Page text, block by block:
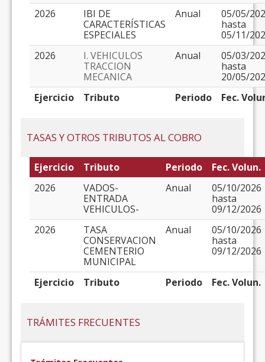
2026
IBI DE
CARACTERÍSTICAS
ESPECIALES
Anual
05/05/
hasta
05/11/
2026
I. VEHICULOS
TRACCION
MECANICA
Anual
05/03/
hasta
20/05/
Ejercicio
Tributo Periodo Fec.
TASAS Y OTROS TRIBUTOS AL COBRO
Ejercicio Tributo Periodo
Fec. Volun.
2026
VADOS-
ENTRADA
VEHICULOS-
Anual
05/10/2026
hasta
09/12/2026
2026
TASA
CONSERVACION
CEMENTERIO
MUNICIPAL
Anual
05/10/2026
hasta
09/12/2026
Ejercicio Tributo Periodo Fec. Volun.
TRÁMITES FRECUENTES